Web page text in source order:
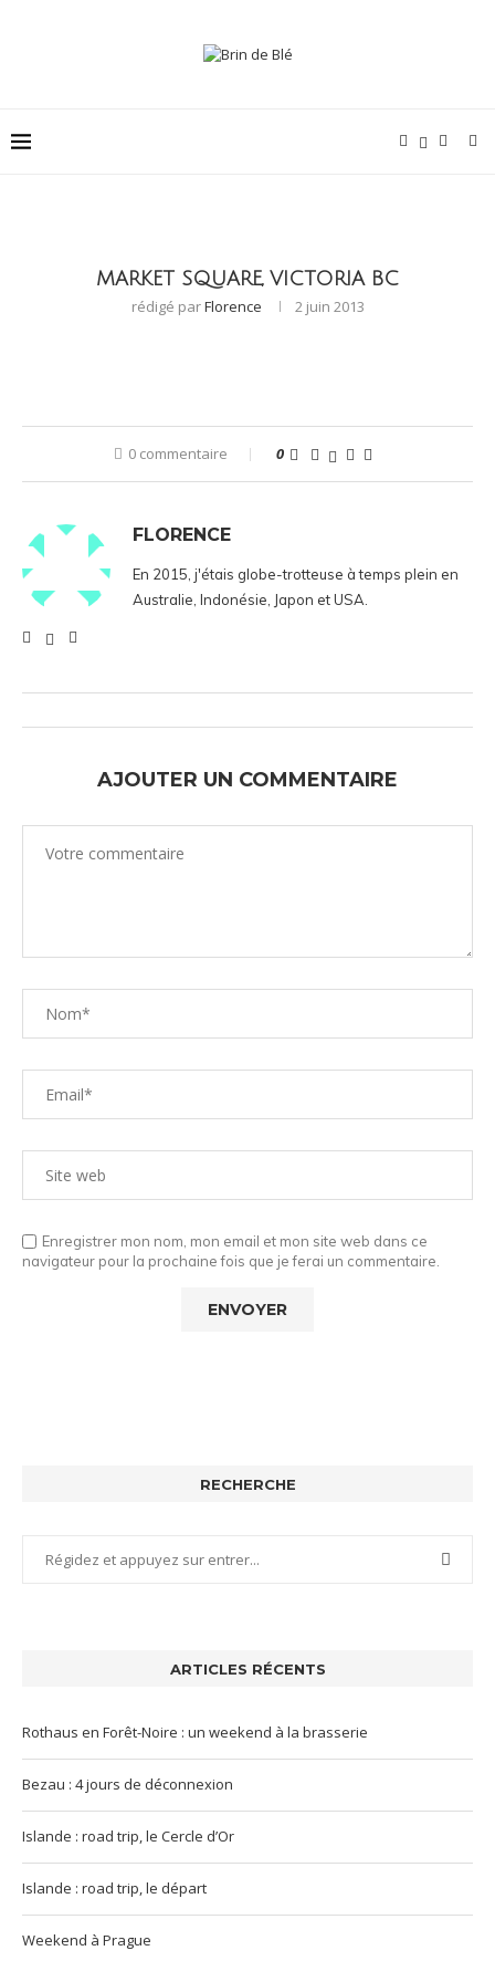
MARKET SQUARE, VICTORIA BC
rédigé parFlorence 2 juin 2013
0 commentaire 0
FLORENCE
En 2015, j'étais globe-trotteuse à temps plein en
Australie, Indonésie, Japon et USA.
AJOUTER UN COMMENTAIRE
Enregistrer mon nom, mon email et mon site web dans ce
navigateur pour la prochaine fois que je ferai un commentaire.
RECHERCHE
ARTICLES RÉCENTS
Rothaus en Forêt-Noire : un weekend à la brasserie
Bezau : 4 jours de déconnexion
Islande : road trip, le Cercle d’Or
Islande : road trip, le départ
Weekend à Prague